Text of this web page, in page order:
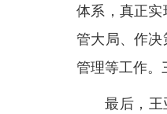
体系，真正实
管大局、作
管理等工作。
最后，